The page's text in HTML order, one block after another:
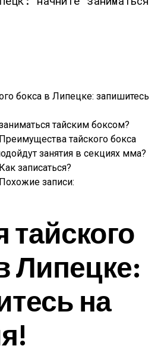
бокса в Липецке: запишитесь
тайским боксом?
Преимущества тайского бокса
занятия в секциях мма?
Как записаться?
Похожие записи:
тайского
Липецке:
на